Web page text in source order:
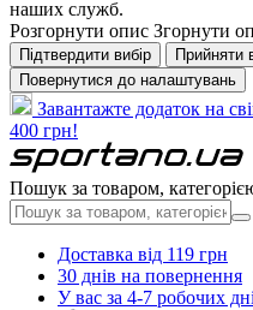
наших служб.
Розгорнути опис Згорнути
Підтвердити вибір
Прийняти
Повернутися до налаштувань
Завантажте додаток на
400 грн!
Пошук за товаром,
Доставка від 119 грн
30 днів на повернення
У вас за 4-7 робочих